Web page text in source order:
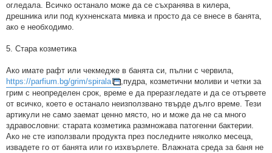
огледала. Всичко останало може да се съхранява в килера,
дрешника или под кухненската мивка и просто да се внесе в банята,
ако е необходимо.
5. Стара козметика
Ако имате рафт или чекмедже в банята си, пълни с червила,
https://parfium.bg/grim/spirala
,пудра, козметични моливи и четки за
грим с неопределен срок, време е да преразгледате и да се отървете
от всичко, което е останало неизползвано твърде дълго време. Тези
артикули не само заемат ценно място, но и може да не са много
здравословни: старата козметика размножава патогенни бактерии.
Ако не сте използвали продукта през последните няколко месеца,
извадете го от банята или го изхвърлете. Влажната среда за баня не